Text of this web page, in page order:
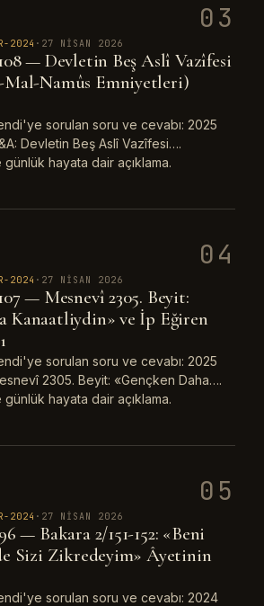
03
2024 · 27 NISAN 2026
— Devletin Beş Aslî Vazîfesi
Namûs Emniyetleri)
sorulan soru ve cevabı: 2025
Devletin Beş Aslî Vazîfesi….
hayata dair açıklama.
04
2024 · 27 NISAN 2026
— Mesnevî 2305. Beyit:
Kanaatliydin» ve İp Eğiren
sorulan soru ve cevabı: 2025
2305. Beyit: «Gençken Daha….
hayata dair açıklama.
05
2024 · 27 NISAN 2026
— Bakara 2/151-152: «Beni
Sizi Zikredeyim» Âyetinin
sorulan soru ve cevabı: 2024